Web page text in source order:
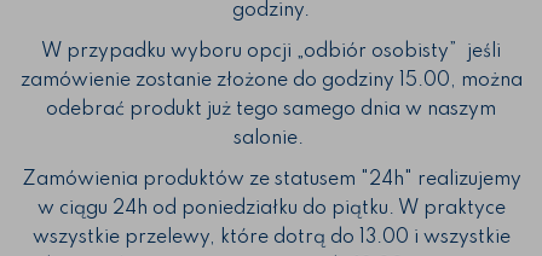
godziny.
W przypadku wyboru opcji „odbiór osobisty” jeśli
zamówienie zostanie złożone do godziny 15.00, można
odebrać produkt już tego samego dnia w naszym
salonie.
Zamówienia produktów ze statusem "24h" realizujemy
w ciągu 24h od poniedziałku do piątku. W praktyce
wszystkie przelewy, które dotrą do 13.00 i wszystkie